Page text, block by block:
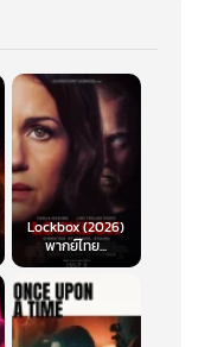
Lockbox (2026)
พากย์ไทย...